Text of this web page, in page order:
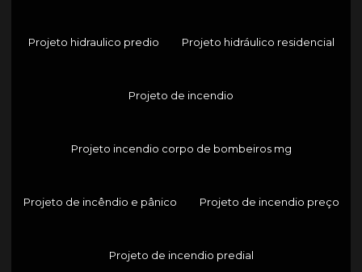
Projeto hidraulico predio Projeto hidráulico residencial
Projeto de incendio
Projeto incendio corpo de bombeiros mg
Projeto de incêndio e pânico Projeto de incendio preço
Projeto de incendio predial